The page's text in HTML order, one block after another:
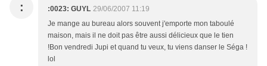
: :0023: GUYL 29/06/2007 11:19
Je mange au bureau alors souvent j'emporte mon taboulé
maison, mais il ne doit pas être aussi délicieux que le tien
!Bon vendredi Jupi et quand tu veux, tu viens danser le Séga !
lol